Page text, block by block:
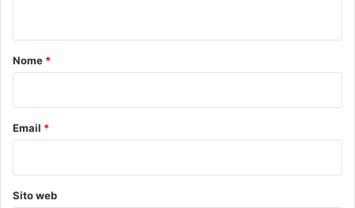
o
Nome *
Email *
Sito web